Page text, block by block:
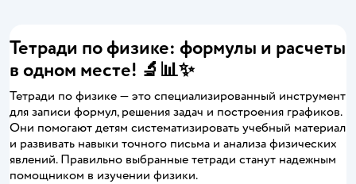
Тетради по физике: формулы и расчеты
в одном месте! 🔬📊✨
Тетради по физике — это специализированный инструмент
для записи формул, решения задач и построения графиков.
Они помогают детям систематизировать учебный материал
и развивать навыки точного письма и анализа физических
явлений. Правильно выбранные тетради станут надежным
помощником в изучении физики.